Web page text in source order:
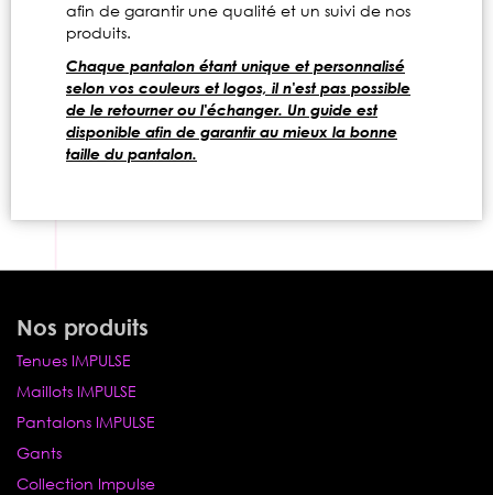
afin de garantir une qualité et un suivi de nos
produits.
Chaque pantalon étant unique et personnalisé
selon vos couleurs et logos, il n'est pas possible
de le retourner ou l'échanger. Un guide est
disponible afin de garantir au mieux la bonne
taille du pantalon.
Nos produits
Tenues IMPULSE
Maillots IMPULSE
Pantalons IMPULSE
Gants
Collection Impulse